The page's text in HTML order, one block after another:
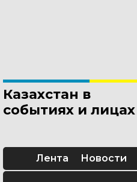
Казахстан в
событиях и лицах
Лента Новости